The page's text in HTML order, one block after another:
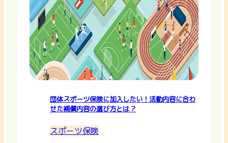
団体スポーツ保険に加入したい！活動内容に合わ
せた補償内容の選び方とは？
スポーツ保険